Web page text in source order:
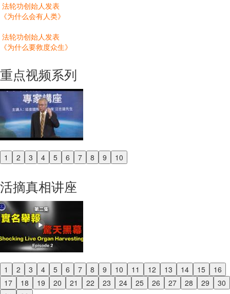
法轮功创始人发表
《为什么会有人类》
法轮功创始人发表
《为什么要救度众生》
重点视频系列
1 2 3 4 5 6 7 8 9 10
Previous
活摘真相讲座
1 2 3 4 5 6 7 8 9 10 11 12 13 14 15
16
17
18 19 20 21 22 23 24 25 26 27 28 29
30
Previous
Next